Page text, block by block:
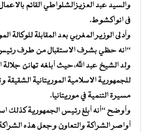
والسيد عبد العزيزالشلواطي القائم بالاعمال
فى انواكشوط.
وأدلى الوزير المغربي بعد المقابلة للوكالة
“انه حظي بشرف الاستقبال من طرف
ولد الشيخ عبد الله،حيث أبلغه تهانئ جلالة
للجمهورية الاسلامية الموريتانية
مسيرة التنمية في موريتانيا.
وأوضح “أنه أبلغ رئيس الجمهورية كذلك
أواصر الشراكة والتعاون وجعل هذه